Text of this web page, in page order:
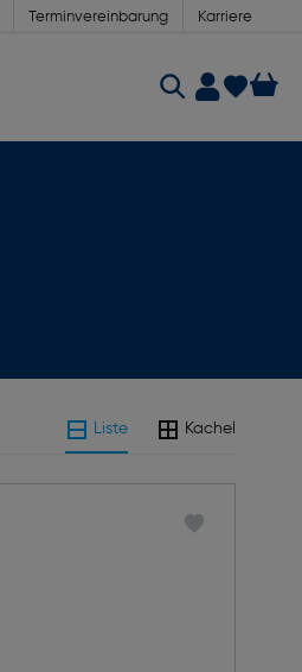
Terminvereinbarung Karriere
Liste Kachel